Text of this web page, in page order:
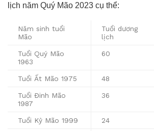
lịch năm Quý Mão 2023 cụ thể:
Năm sinh tuổi
Mão
Tuổi dương
lịch
Tuổi Quý Mão
1963
60
Tuổi Ất Mão 1975 48
Tuổi Đinh Mão
1987
36
Tuổi Kỷ Mão 1999 24